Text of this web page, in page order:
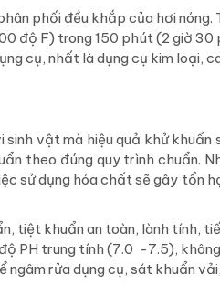
phối đều khắp của hơi nóng.
độ F) trong 150 phút (2 giờ
cụ, nhất là dụng cụ kim loại,
vật mà hiệu quả khử khuẩn
theo đúng quy trình chuẩn.
sử dụng hóa chất sẽ gây tổn
tiệt khuẩn an toàn, lành tính,
PH trung tính (7.0 -7.5),
rửa dụng cụ, sát khuẩn